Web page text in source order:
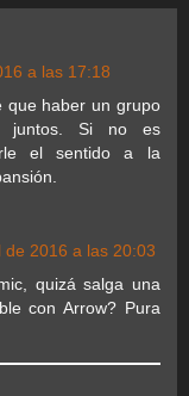
a las 17:18
que haber un grupo
juntos. Si no es
el sentido a la
de 2016 a las 20:03
quizá salga una
con Arrow? Pura